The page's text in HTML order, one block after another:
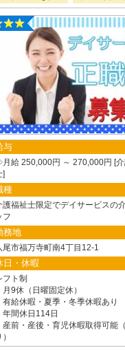
与
月給 250,000円 ～ 270,000円
種
護福祉士限定でデイサービスの
フ
務地
尾市福万寺町南4丁目12-1
日・休暇
フト制
月9休（日曜固定休）
有給休暇・夏季・冬季休暇あり
年間休日114日
産前・産後・育児休暇取得可能